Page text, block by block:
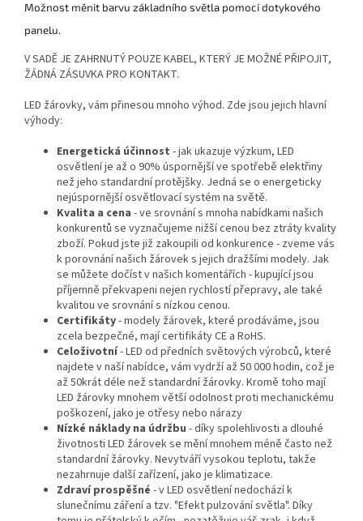
Možnost měnit barvu základního světla pomocí dotykového
panelu.
V SADĚ JE ZAHRNUTÝ POUZE KABEL, KTERÝ JE MOŽNÉ PŘIPOJIT,
ŽÁDNÁ ZÁSUVKA PRO KONTAKT.
LED žárovky, vám přinesou mnoho výhod. Zde jsou jejich hlavní
výhody:
Energetická účinnost - jak ukazuje výzkum, LED
osvětlení je až o 90% úspornější ve spotřebě elektřiny
než jeho standardní protějšky. Jedná se o energeticky
nejúspornější osvětlovací systém na světě.
Kvalita a cena - ve srovnání s mnoha nabídkami našich
konkurentů se vyznačujeme nižší cenou bez ztráty kvality
zboží. Pokud jste již zakoupili od konkurence - zveme vás
k porovnání našich žárovek s jejich dražšími modely. Jak
se můžete dočíst v našich komentářích - kupující jsou
příjemně překvapeni nejen rychlostí přepravy, ale také
kvalitou ve srovnání s nízkou cenou.
Certifikáty- modely žárovek, které prodáváme, jsou
zcela bezpečné, mají certifikáty CE a RoHS.
Celoživotní- LED od předních světových výrobců, které
najdete v naší nabídce, vám vydrží až 50 000 hodin, což je
až 50krát déle než standardní žárovky. Kromě toho mají
LED žárovky mnohem větší odolnost proti mechanickému
poškození, jako je otřesy nebo nárazy
Nízké náklady na údržbu - díky spolehlivosti a dlouhé
životnosti LED žárovek se mění mnohem méně často než
standardní žárovky. Nevytváří vysokou teplotu, takže
nezahrnuje další zařízení, jako je klimatizace.
Zdraví prospěšné - v LED osvětlení nedochází k
slunečnímu záření a tzv. "Efekt pulzování světla". Díky